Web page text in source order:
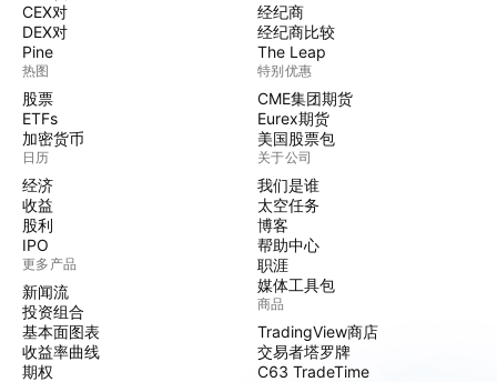
CEX对
DEX对
Pine
热图
股票
ETFs
加密货币
日历
经济
收益
股利
IPO
更多产品
新闻流
投资组合
基本面图表
收益率曲线
期权
经纪商
经纪商比较
The Leap
特别优惠
CME集团期货
Eurex期货
美国股票包
关于公司
我们是谁
太空任务
博客
帮助中心
职涯
媒体工具包
商品
TradingView商店
交易者塔罗牌
C63 TradeTime